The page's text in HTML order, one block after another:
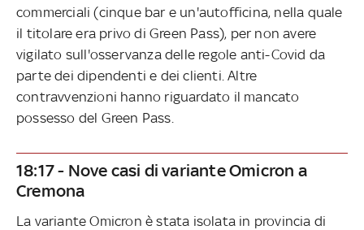
commerciali (cinque bar e un'autofficina, nella quale
il titolare era privo di Green Pass), per non avere
vigilato sull'osservanza delle regole anti-Covid da
parte dei dipendenti e dei clienti. Altre
contravvenzioni hanno riguardato il mancato
possesso del Green Pass.
18:17 - Nove casi di variante Omicron a
Cremona
La variante Omicron è stata isolata in provincia di